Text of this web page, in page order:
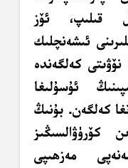
قىلىپ، ئۆز
ئىشەنچلىك
كەلگەندە
ئۇسۇلىغا
كەلگەن. بۇنىڭ
كۆرۈۋالسىڭىز
مەزھىپى